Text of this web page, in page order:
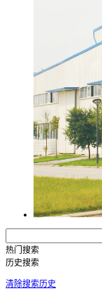
热门搜索
历史搜索
清除搜索历史